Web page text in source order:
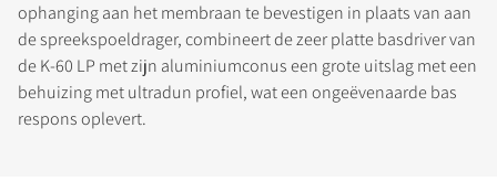
ophanging aan het membraan te bevestigen in plaats van aan
de spreekspoeldrager, combineert de zeer platte basdriver van
de K-60 LP met zijn aluminiumconus een grote uitslag met een
behuizing met ultradun profiel, wat een ongeëvenaarde bas
respons oplevert.